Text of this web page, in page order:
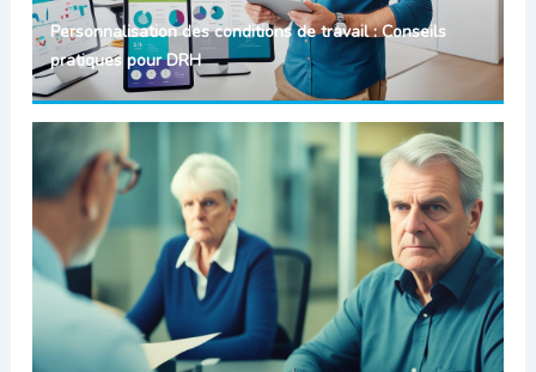
Personnalisation des conditions de travail : Conseils
pratiques pour DRH